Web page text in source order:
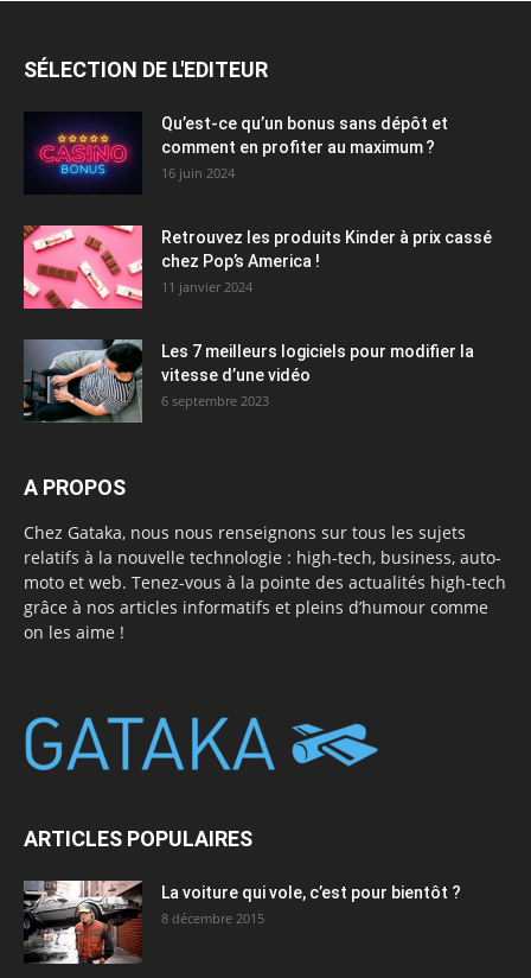
SÉLECTION DE L'EDITEUR
Qu’est-ce qu’un bonus sans dépôt et
comment en profiter au maximum ?
16 juin 2024
Retrouvez les produits Kinder à prix cassé
chez Pop’s America !
11 janvier 2024
Les 7 meilleurs logiciels pour modifier la
vitesse d’une vidéo
6 septembre 2023
A PROPOS
Chez Gataka, nous nous renseignons sur tous les sujets
relatifs à la nouvelle technologie : high-tech, business, auto-
moto et web. Tenez-vous à la pointe des actualités high-tech
grâce à nos articles informatifs et pleins d’humour comme
on les aime !
ARTICLES POPULAIRES
La voiture qui vole, c’est pour bientôt ?
8 décembre 2015